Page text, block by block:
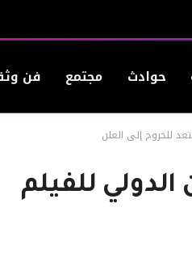
حوادث مجتمع فن
للخروج إلى العلن
للفيلم